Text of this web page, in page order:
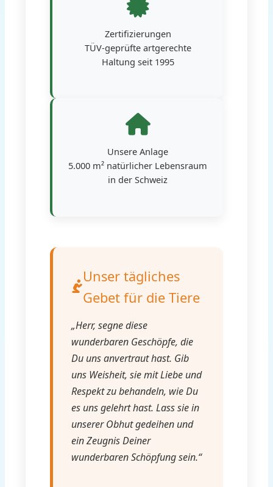
Zertifizierungen
TÜV-geprüfte artgerechte
Haltung seit 1995
Unsere Anlage
5.000 m² natürlicher Lebensraum
in der Schweiz
Unser tägliches
Gebet für die Tiere
„Herr, segne diese
wunderbaren Geschöpfe, die
Du uns anvertraut hast. Gib
uns Weisheit, sie mit Liebe und
Respekt zu behandeln, wie Du
es uns gelehrt hast. Lass sie in
unserer Obhut gedeihen und
ein Zeugnis Deiner
wunderbaren Schöpfung sein.“